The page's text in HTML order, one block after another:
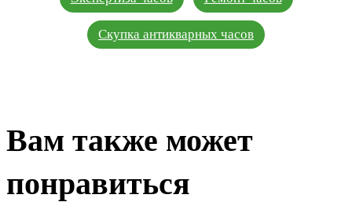
Скупка антикварных часов
Вам также может
понравиться